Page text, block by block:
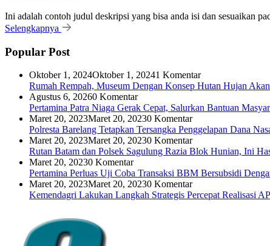
Ini adalah contoh judul deskripsi yang bisa anda isi dan sesuaikan
Selengkapnya
Popular Post
Oktober 1, 2024Oktober 1, 20241 Komentar
Rumah Rempah, Museum Dengan Konsep Hutan Hujan
Agustus 6, 20260 Komentar
Pertamina Patra Niaga Gerak Cepat, Salurkan Bantuan
Maret 20, 2023Maret 20, 20230 Komentar
Polresta Barelang Tetapkan Tersangka Penggelapan Dana
Maret 20, 2023Maret 20, 20230 Komentar
Rutan Batam dan Polsek Sagulung Razia Blok Hunian, Ini
Maret 20, 20230 Komentar
Pertamina Perluas Uji Coba Transaksi BBM Bersubsidi
Maret 20, 2023Maret 20, 20230 Komentar
Kemendagri Lakukan Langkah Strategis Percepat Realisasi